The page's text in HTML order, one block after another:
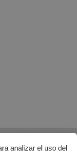
analizar el uso del